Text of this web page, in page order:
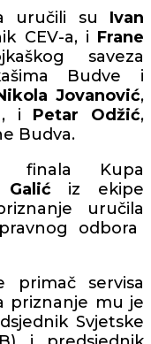
uručili su Ivan
CEV-a, i Frane
saveza
Budve i
Jovanović,
i Petar Odžić,
Budva.
finala Kupa
iz ekipe
uručila
odbora
primač servisa
priznanje mu je
Svjetske